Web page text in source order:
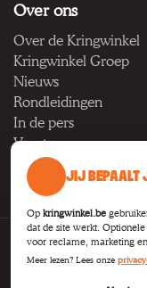
Over ons
Over de Kringwinkel
Kringwinkel Groep
Nieuws
Rondleidingen
In de pers
Vacatures
Privacy
JIJ BEPAALT
Op kringwinkel.be
dat de site werkt.
voor reclame, marketing
Meer lezen? Lees onze